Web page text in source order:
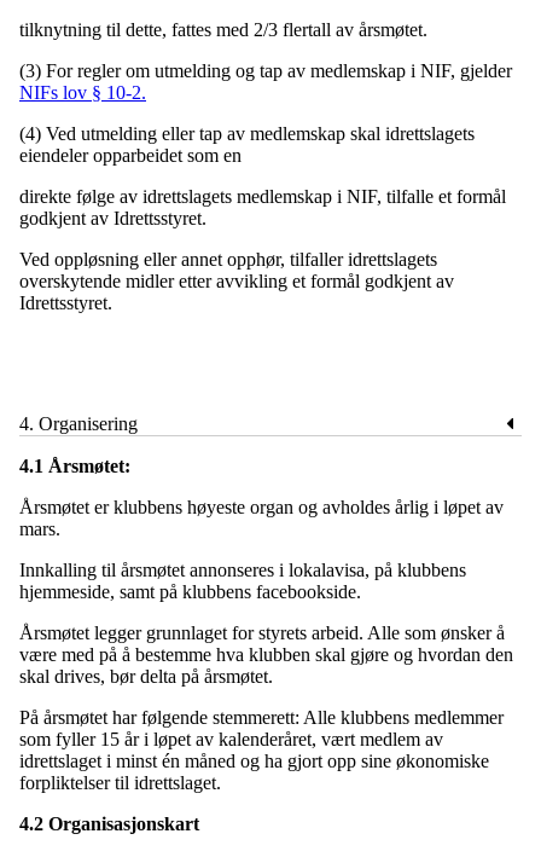
tilknytning til dette, fattes med 2/3 flertall av årsmøtet.
(3) For regler om utmelding og tap av medlemskap i NIF, gjelder
NIFs lov § 10-2.
(4) Ved utmelding eller tap av medlemskap skal idrettslagets
eiendeler opparbeidet som en
direkte følge av idrettslagets medlemskap i NIF, tilfalle et formål
godkjent av Idrettsstyret.
Ved oppløsning eller annet opphør, tilfaller idrettslagets
overskytende midler etter avvikling et formål godkjent av
Idrettsstyret.
4. Organisering
4.1 Årsmøtet:
Årsmøtet er klubbens høyeste organ og avholdes årlig i løpet av
mars.
Innkalling til årsmøtet annonseres i lokalavisa, på klubbens
hjemmeside, samt på klubbens facebookside.
Årsmøtet legger grunnlaget for styrets arbeid. Alle som ønsker å
være med på å bestemme hva klubben skal gjøre og hvordan den
skal drives, bør delta på årsmøtet.
På årsmøtet har følgende stemmerett: Alle klubbens medlemmer
som fyller 15 år i løpet av kalenderåret, vært medlem av
idrettslaget i minst én måned og ha gjort opp sine økonomiske
forpliktelser til idrettslaget.
4.2 Organisasjonskart